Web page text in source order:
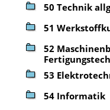
50 Technik
51
52
53
54 Informatik